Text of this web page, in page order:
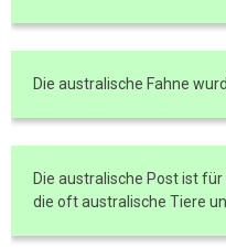
Die australische Fahne
Die australische Post ist
die oft australische Tiere